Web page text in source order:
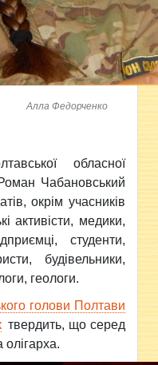
Алла Федорченко
обласної
Чабановський
окрім учасників
активісти, медики,
студенти,
будівельники,
геологи.
голови Полтави
твердить, що серед